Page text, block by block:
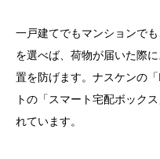
一戸建てでもマンションで
を選べば、荷物が届いた際
置を防げます。ナスケンの
トの「スマート宅配ボック
れています。